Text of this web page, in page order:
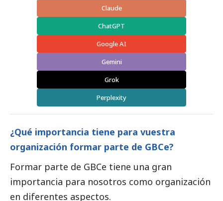
Claude
ChatGPT
Google AI
Gemini
Grok
Perplexity
¿Qué importancia tiene para vuestra
organización formar parte de GBCe?
Formar parte de GBCe tiene una gran
importancia para nosotros como organización
en diferentes aspectos.